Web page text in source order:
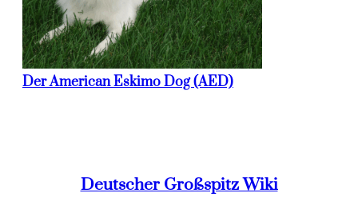
Der American Eskimo Dog (AED)
Deutscher Großspitz Wiki